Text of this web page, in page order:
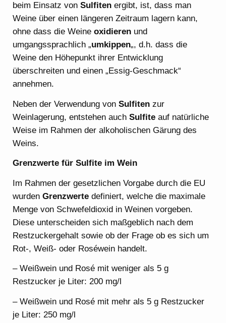
beim Einsatz vonSulfiten ergibt, ist, dass man
Weine über einen längeren Zeitraum lagern kann,
ohne dass die Weineoxidieren und
umgangssprachlich „umkippen„, d.h. dass die
Weine den Höhepunkt ihrer Entwicklung
überschreiten und einen „Essig-Geschmack“
annehmen.
Neben der Verwendung vonSulfiten zur
Weinlagerung, entstehen auchSulfite auf natürliche
Weise im Rahmen der alkoholischen Gärung des
Weins.
Grenzwerte für Sulfite im Wein
Im Rahmen der gesetzlichen Vorgabe durch die EU
wurdenGrenzwerte definiert, welche die maximale
Menge von Schwefeldioxid in Weinen vorgeben.
Diese unterscheiden sich maßgeblich nach dem
Restzuckergehalt sowie ob der Frage ob es sich um
Rot-, Weiß- oder Roséwein handelt.
– Weißwein und Rosé mit weniger als 5 g
Restzucker je Liter: 200 mg/l
– Weißwein und Rosé mit mehr als 5 g Restzucker
je Liter: 250 mg/l